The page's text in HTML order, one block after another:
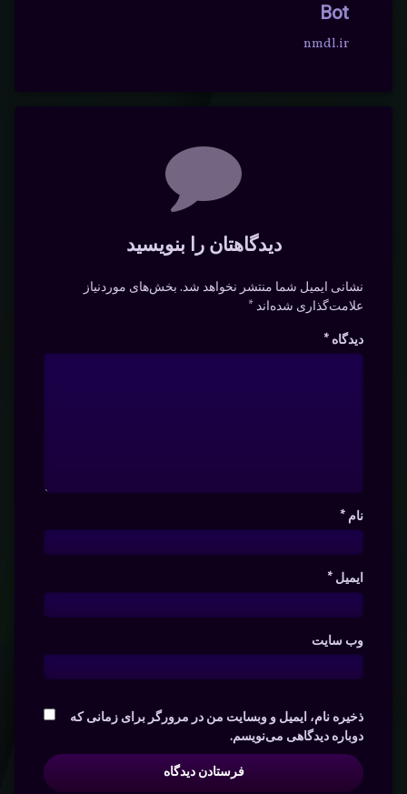
Bot
nmdl.ir
دیدگاهتان را بنویسید
نشانی ایمیل شما منتشر نخواهد شد. بخش‌های موردنیاز
علامت‌گذاری شده‌اند*
دیدگاه *
نام *
ایمیل *
وب‌ سایت
ذخیره نام، ایمیل و وبسایت من در مرورگر برای زمانی که
دوباره دیدگاهی می‌نویسم.